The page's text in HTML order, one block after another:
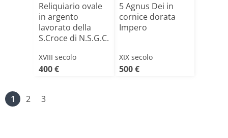
Reliquiario ovale
in argento
lavorato della
S.Croce di N.S.G.C.
XVIII secolo
400 €
5 Agnus Dei in
cornice dorata
Impero
XIX secolo
500 €
1 2 3